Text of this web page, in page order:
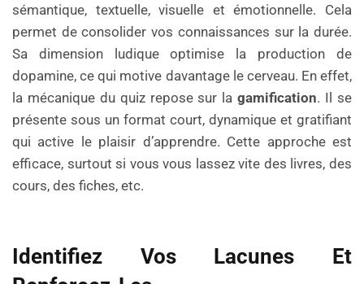
sémantique, textuelle, visuelle et émotionnelle. Cela
permet de consolider vos connaissances sur la durée.
Sa dimension ludique optimise la production de
dopamine, ce qui motive davantage le cerveau. En effet,
la mécanique du quiz repose sur lagamification. Il se
présente sous un format court, dynamique et gratifiant
qui active le plaisir d’apprendre. Cette approche est
efficace, surtout si vous vous lassez vite des livres, des
cours, des fiches, etc.
Identifiez Vos Lacunes Et